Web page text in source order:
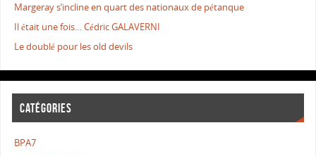
Margeray s’incline en quart des nationaux de pétanque
Il était une fois… Cédric GALAVERNI
Le doublé pour les old devils
CATÉGORIES
BPA7